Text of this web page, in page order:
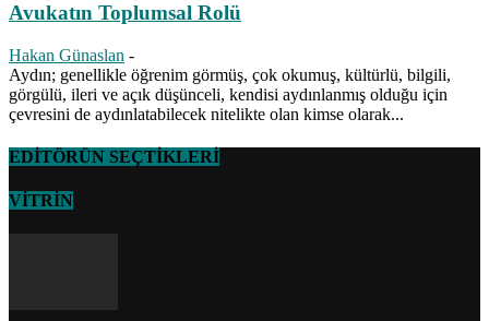
Avukatın Toplumsal Rolü
Hakan Günaslan -
Aydın; genellikle öğrenim görmüş, çok okumuş, kültürlü, bilgili,
görgülü, ileri ve açık düşünceli, kendisi aydınlanmış olduğu için
çevresini de aydınlatabilecek nitelikte olan kimse olarak...
EDİTÖRÜN SEÇTİKLERİ
VİTRİN